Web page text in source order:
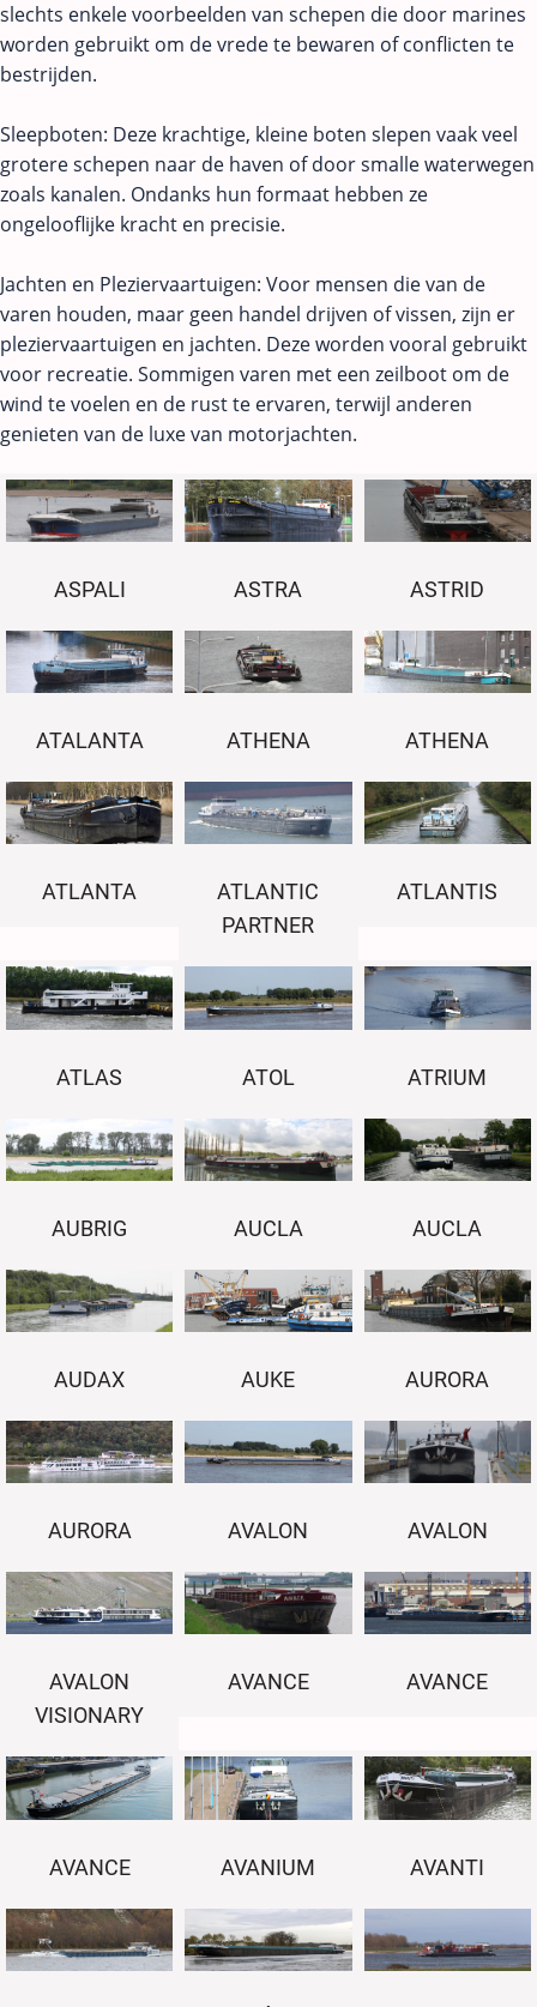
slechts enkele voorbeelden van schepen die door marines
worden gebruikt om de vrede te bewaren of conflicten te
bestrijden.
Sleepboten: Deze krachtige, kleine boten slepen vaak veel
grotere schepen naar de haven of door smalle waterwegen
zoals kanalen. Ondanks hun formaat hebben ze
ongelooflijke kracht en precisie.
Jachten en Pleziervaartuigen: Voor mensen die van de
varen houden, maar geen handel drijven of vissen, zijn er
pleziervaartuigen en jachten. Deze worden vooral gebruikt
voor recreatie. Sommigen varen met een zeilboot om de
wind te voelen en de rust te ervaren, terwijl anderen
genieten van de luxe van motorjachten.
ASPALI ASTRA ASTRID
ATALANTA ATHENA ATHENA
ATLANTA
ATLANTIC
PARTNER
ATLANTIS
ATLAS ATOL ATRIUM
AUBRIG AUCLA AUCLA
AUDAX AUKE AURORA
AURORA AVALON AVALON
AVALON
VISIONARY
AVANCE AVANCE
AVANCE AVANIUM AVANTI